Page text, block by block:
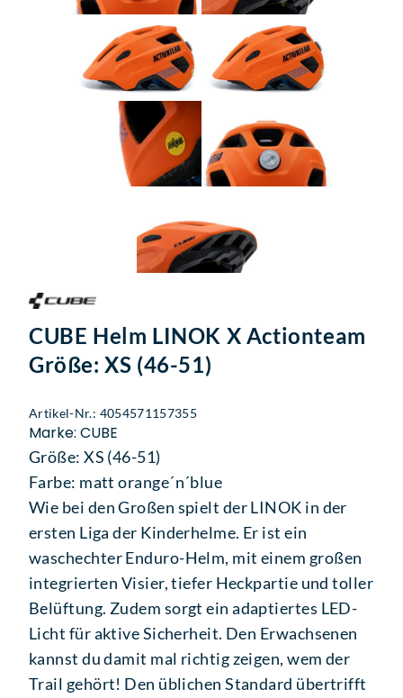
CUBE Helm LINOK X Actionteam
Größe: XS (46-51)
Artikel-Nr.: 4054571157355
Marke: CUBE
Größe: XS (46-51)
Farbe: matt orange´n´blue
Wie bei den Großen spielt der LINOK in der
ersten Liga der Kinderhelme. Er ist ein
waschechter Enduro-Helm, mit einem großen
integrierten Visier, tiefer Heckpartie und toller
Belüftung. Zudem sorgt ein adaptiertes LED-
Licht für aktive Sicherheit. Den Erwachsenen
kannst du damit mal richtig zeigen, wem der
Trail gehört! Den üblichen Standard übertrifft